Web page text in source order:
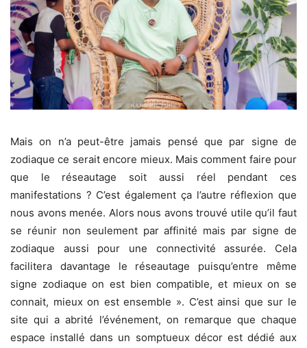
Mais on n’a peut-être jamais pensé que par signe de
zodiaque ce serait encore mieux. Mais comment faire pour
que le réseautage soit aussi réel pendant ces
manifestations ? C’est également ça l’autre réflexion que
nous avons menée. Alors nous avons trouvé utile qu’il faut
se réunir non seulement par affinité mais par signe de
zodiaque aussi pour une connectivité assurée. Cela
facilitera davantage le réseautage puisqu’entre même
signe zodiaque on est bien compatible, et mieux on se
connait, mieux on est ensemble ». C’est ainsi que sur le
site qui a abrité l’événement, on remarque que chaque
espace installé dans un somptueux décor est dédié aux